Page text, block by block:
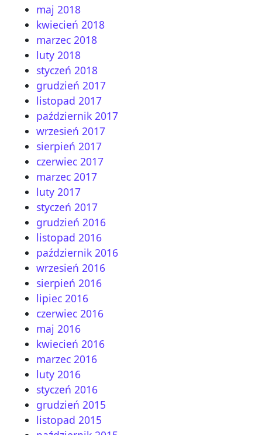
maj 2018
kwiecień 2018
marzec 2018
luty 2018
styczeń 2018
grudzień 2017
listopad 2017
październik 2017
wrzesień 2017
sierpień 2017
czerwiec 2017
marzec 2017
luty 2017
styczeń 2017
grudzień 2016
listopad 2016
październik 2016
wrzesień 2016
sierpień 2016
lipiec 2016
czerwiec 2016
maj 2016
kwiecień 2016
marzec 2016
luty 2016
styczeń 2016
grudzień 2015
listopad 2015